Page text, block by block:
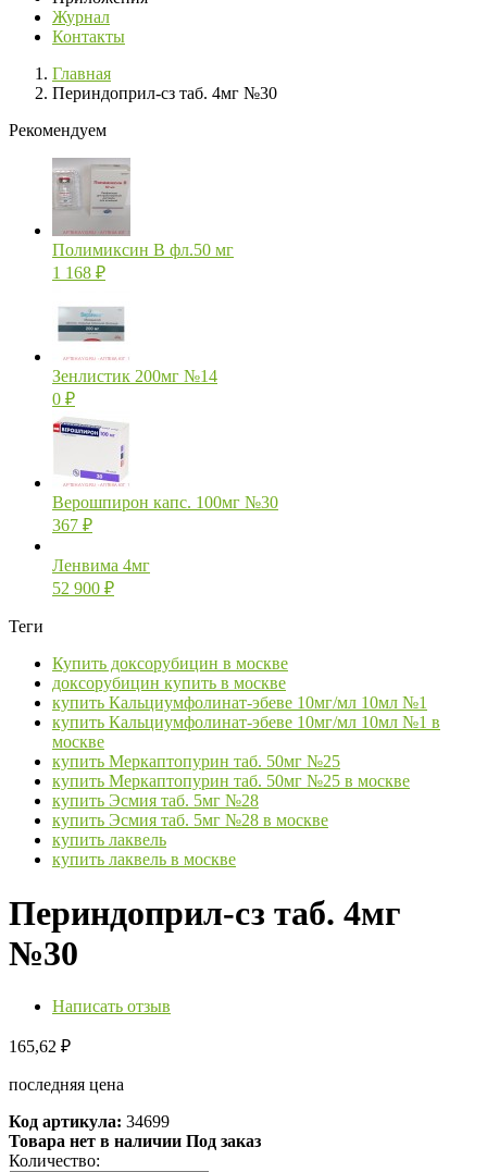
Журнал
Контакты
Главная
Периндоприл-сз таб. 4мг №30
Рекомендуем
Полимиксин В фл.50 мг
1 168 ₽
Зенлистик 200мг №14
0 ₽
Верошпирон капс. 100мг №30
367 ₽
Ленвима 4мг
52 900 ₽
Теги
Купить доксорубицин в москве
доксорубицин купить в москве
купить Кальциумфолинат-эбеве 10мг/мл 10мл №1
купить Кальциумфолинат-эбеве 10мг/мл 10мл №1 в
москве
купить Меркаптопурин таб. 50мг №25
купить Меркаптопурин таб. 50мг №25 в москве
купить Эсмия таб. 5мг №28
купить Эсмия таб. 5мг №28 в москве
купить лаквель
купить лаквель в москве
Периндоприл-сз таб. 4мг
№30
Написать отзыв
165,62 ₽
последняя цена
Код артикула: 34699
Товара нет в наличии Под заказ
Количество: